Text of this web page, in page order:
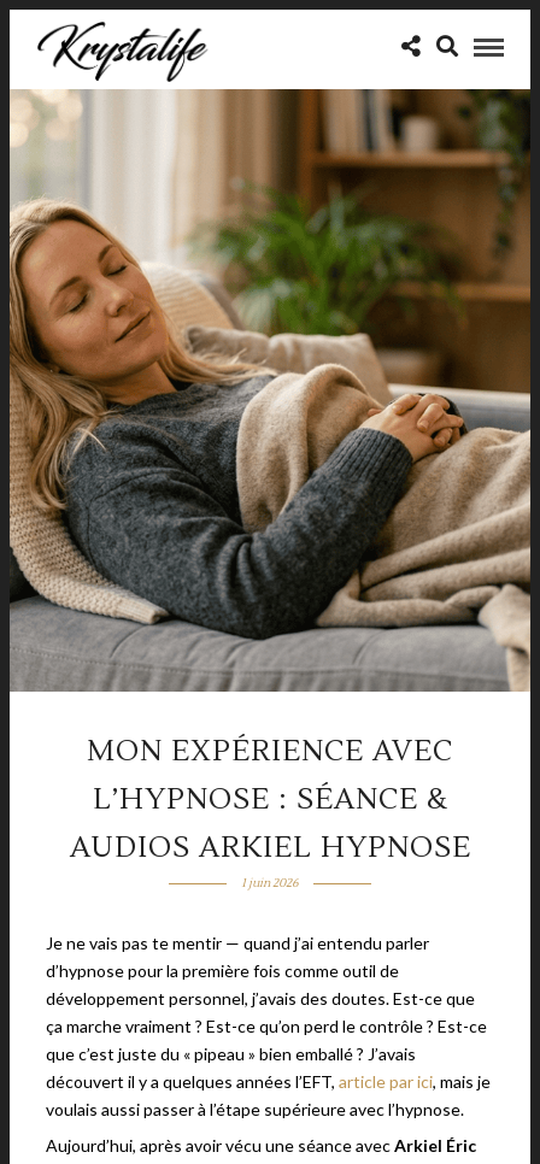
MON EXPÉRIENCE AVEC
L’HYPNOSE : SÉANCE &
AUDIOS ARKIEL HYPNOSE
1 juin 2026
Je ne vais pas te mentir — quand j’ai entendu parler
d’hypnose pour la première fois comme outil de
développement personnel, j’avais des doutes. Est-ce que
ça marche vraiment ? Est-ce qu’on perd le contrôle ? Est-ce
que c’est juste du « pipeau » bien emballé ? J’avais
découvert il y a quelques années l’EFT, article par ici, mais je
voulais aussi passer à l’étape supérieure avec l’hypnose.
Aujourd’hui, après avoir vécu une séance avecArkiel Éric